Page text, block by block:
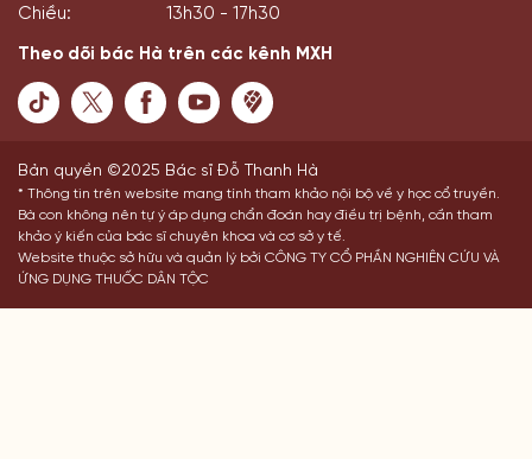
Chiều: 13h30 - 17h30
Theo dõi bác Hà trên các kênh MXH
Bản quyền ©2025 Bác sĩ Đỗ Thanh Hà
* Thông tin trên website mang tính tham khảo nội bộ về y học cổ truyền.
Bà con không nên tự ý áp dụng chẩn đoán hay điều trị bệnh, cần tham
khảo ý kiến của bác sĩ chuyên khoa và cơ sở y tế.
Website thuộc sở hữu và quản lý bởi CÔNG TY CỔ PHẦN NGHIÊN CỨU VÀ
ỨNG DỤNG THUỐC DÂN TỘC